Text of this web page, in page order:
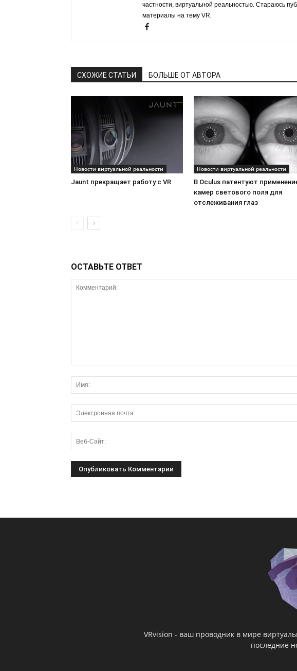
частности, виртуальной реальностью. Стараюсь
материалы на тему VR.
СХОЖИЕ СТАТЬИ БОЛЬШЕ ОТ АВТОРА
Новости виртуальной реальности
Jaunt прекращает работу с VR
Новости виртуальной реальности
В Oculus патентуют
камер светового поля для
отслеживания глаз
ОСТАВЬТЕ ОТВЕТ
VRvision - ваш проводник в мире
последние